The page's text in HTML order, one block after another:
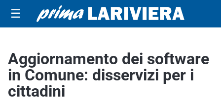
☰
Aggiornamento dei software
in Comune: disservizi per i
cittadini